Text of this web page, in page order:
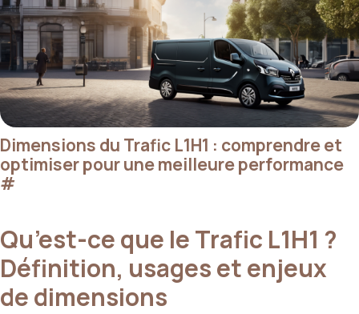
Dimensions du Trafic L1H1 : comprendre et
optimiser pour une meilleure performance
#
Qu’est-ce que le Trafic L1H1 ?
Définition, usages et enjeux
de dimensions